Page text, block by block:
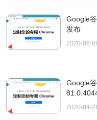
Google
发布
2020-06-
Google
2020-04-